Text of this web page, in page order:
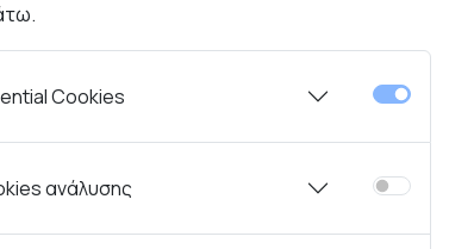
της καθώς συνδυάζει δύο αντίθετες
Από την ίδρυση του ομίλου το 1991, ο
την RAK σε μια ηγετική θέση στον κλάδο
αξία στις υπηρεσίες τους, ο οίκος RAK
Cookies
ανάλυσης